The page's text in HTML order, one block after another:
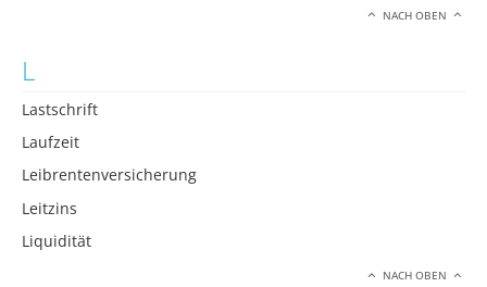
NACH OBEN
L
Lastschrift
Laufzeit
Leibrentenversicherung
Leitzins
Liquidität
NACH OBEN